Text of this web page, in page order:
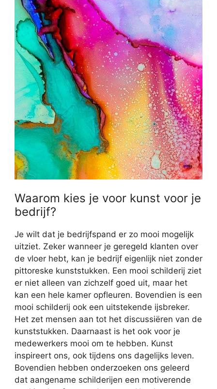
Waarom kies je voor kunst voor je
bedrijf?
Je wilt dat je bedrijfspand er zo mooi mogelijk
uitziet. Zeker wanneer je geregeld klanten over
de vloer hebt, kan je bedrijf eigenlijk niet zonder
pittoreske kunststukken. Een mooi schilderij ziet
er niet alleen van zichzelf goed uit, maar het
kan een hele kamer opfleuren. Bovendien is een
mooi schilderij ook een uitstekende ijsbreker.
Het zet mensen aan tot het discussiëren van de
kunststukken. Daarnaast is het ook voor je
medewerkers mooi om te hebben. Kunst
inspireert ons, ook tijdens ons dagelijks leven.
Bovendien hebben onderzoeken ons geleerd
dat aangename schilderijen een motiverende